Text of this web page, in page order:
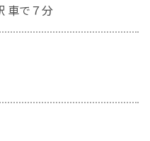
車で７分